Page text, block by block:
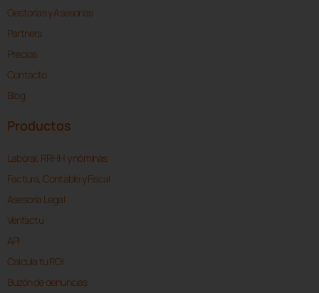
Gestorías y Asesorías
Partners
Precios
Contacto
Blog
Productos
Laboral, RRHH y nóminas
Factura, Contable y Fiscal
Asesoría Legal
Verifactu
API
Calcula tu ROI
Buzón de denuncias